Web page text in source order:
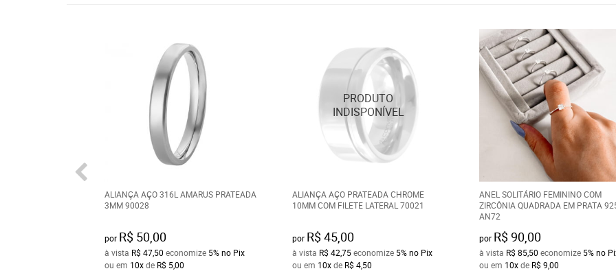
ALIANÇA AÇO 316L AMARUS PRATEADA
3MM 90028
por R$ 50,00
à vista R$ 47,50 economize 5%no Pix
ou em 10xde R$ 5,00
ALIANÇA AÇO PRATEADA CHROME
10MM COM FILETE LATERAL 70021
por R$ 45,00
à vista R$ 42,75economize 5% no Pix
ou em 10xde R$ 4,50
ANEL SOLITÁRIO FEMININO COM
ZIRCÔNIA QUADRADA EM PRATA
AN72
por R$ 90,00
à vista R$ 85,50 economize 5%no
ou em 10xde R$ 9,00